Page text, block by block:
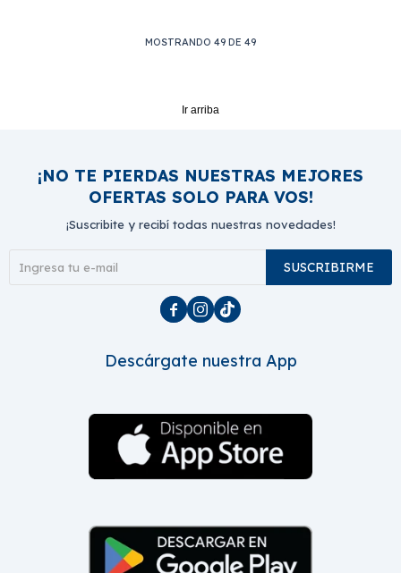
MOSTRANDO 49 DE 49
Ir arriba
¡NO TE PIERDAS NUESTRAS MEJORES
OFERTAS SOLO PARA VOS!
¡Suscribite y recibí todas nuestras novedades!
SUSCRIBIRME
  
Descárgate nuestra App